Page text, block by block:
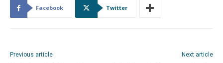
Facebook Twitter
Previous article Next article